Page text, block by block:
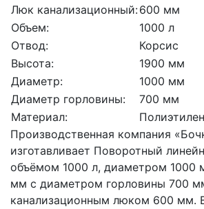
Люк канализационный:600 мм
Объем:
1000 л
Отвод:
Корсис
Высота:
1900 мм
Диаметр:
1000 мм
Диаметр горловины:
700 мм
Материал:
Полиэтилен
Производственная компания
изготавливает Поворотный
объёмом 1000 л, диаметром 1000
мм с диаметром горловины 700
канализационным люком 600 мм.